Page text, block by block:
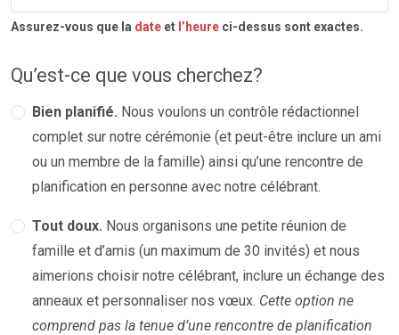
Assurez-vous que la date et l’heure ci-dessus sont exactes.
Qu’est-ce que vous cherchez?
Bien planifié. Nous voulons un contrôle rédactionnel
complet sur notre cérémonie (et peut-être inclure un ami
ou un membre de la famille) ainsi qu’une rencontre de
planification en personne avec notre célébrant.
Tout doux. Nous organisons une petite réunion de
famille et d’amis (un maximum de 30 invités) et nous
aimerions choisir notre célébrant, inclure un échange des
anneaux et personnaliser nos vœux. Cette option ne
comprend pas la tenue d’une rencontre de planification